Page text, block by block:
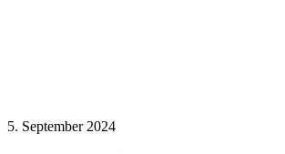
5. September 2024